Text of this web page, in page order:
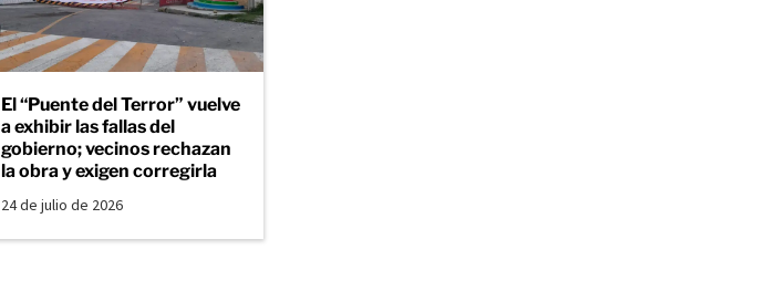
El “Puente del Terror” vuelve
a exhibir las fallas del
gobierno; vecinos rechazan
la obra y exigen corregirla
24 de julio de 2026